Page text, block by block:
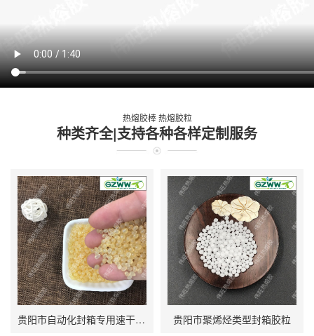
热熔胶棒 热熔胶粒
种类齐全|支持各种各样定制服务
贵阳市自动化封箱专用速干型热熔胶粒 贵阳市聚烯烃类型封箱胶粒